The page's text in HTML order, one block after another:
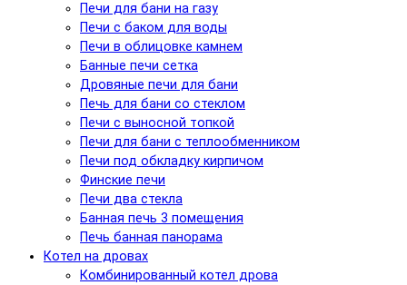
Печи для бани на газу
Печи с баком для воды
Печи в облицовке камнем
Банные печи сетка
Дровяные печи для бани
Печь для бани со стеклом
Печи с выносной топкой
Печи для бани с теплообменником
Печи под обкладку кирпичом
Финские печи
Печи два стекла
Банная печь 3 помещения
Печь банная панорама
Котел на дровах
Комбинированный котел дрова